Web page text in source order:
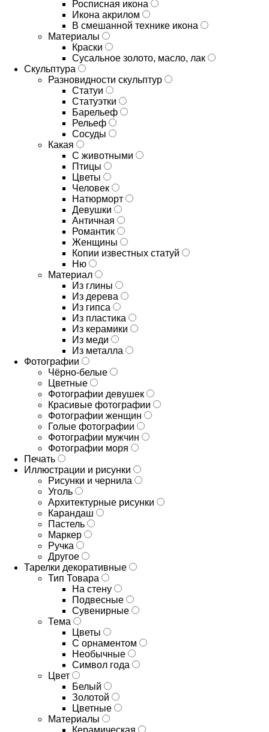
Росписная икона
Икона акрилом
В смешанной технике икона
Материалы
Краски
Сусальное золото, масло, лак
Скульптура
Разновидности скульптур
Статуи
Статуэтки
Барельеф
Рельеф
Сосуды
Какая
С животными
Птицы
Цветы
Человек
Натюрморт
Девушки
Античная
Романтик
Женщины
Копии известных статуй
Ню
Материал
Из глины
Из дерева
Из гипса
Из пластика
Из керамики
Из меди
Из металла
Фотографии
Чёрно-белые
Цветные
Фотографии девушек
Красивые фотографии
Фотографии женщин
Голые фотографии
Фотографии мужчин
Фотографии моря
Печать
Иллюстрации и рисунки
Рисунки и чернила
Уголь
Архитектурные рисунки
Карандаш
Пастель
Маркер
Ручка
Другое
Тарелки декоративные
Тип Товара
На стену
Подвесные
Сувенирные
Тема
Цветы
С орнаментом
Необычные
Символ года
Цвет
Белый
Золотой
Цветные
Материалы
Керамическая